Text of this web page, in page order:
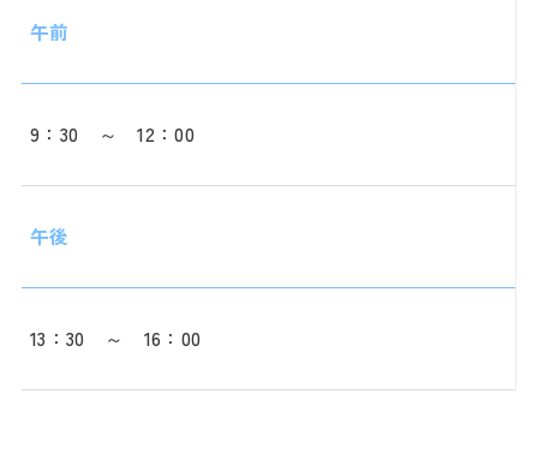
午前
9：30 ～ 12：00
午後
13：30 ～ 16：00